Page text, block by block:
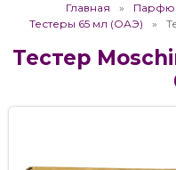
Главная
Тестеры 65 мл (ОАЭ)
Тестер